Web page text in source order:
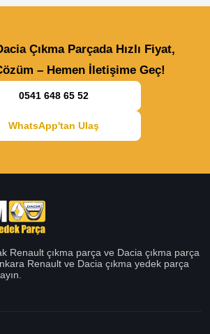
Çıkma Parçada Hızlı Fiyat,
– Hemen İletişime Geç!
0541 648 65 52
WhatsApp'tan Ulaş
Renault çıkma parça ve Dacia çıkma parça
Renault ve Dacia çıkma yedek parça